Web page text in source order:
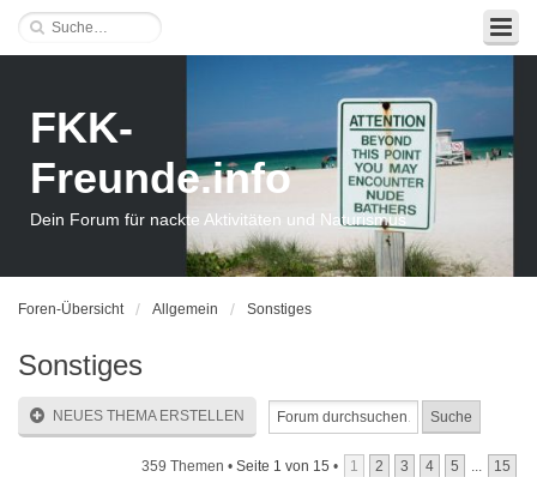
FKK-
Freunde.info
Dein Forum für nackte Aktivitäten und Naturismus
Foren-Übersicht Allgemein Sonstiges
Sonstiges
NEUES THEMA ERSTELLEN
359 Themen • Seite 1 von 15 • 1 2 3 4 5 ...
15